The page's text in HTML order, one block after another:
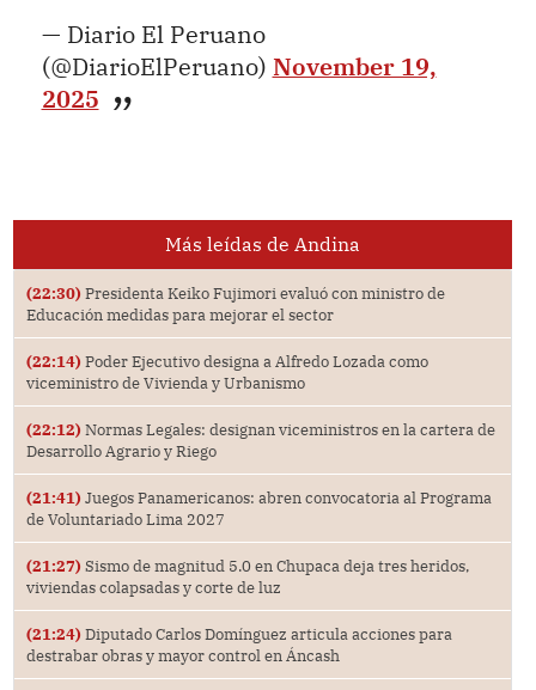
— Diario El Peruano
(@DiarioElPeruano) November 19,
2025
Más leídas de Andina
(22:30) Presidenta Keiko Fujimori evaluó con ministro de
Educación medidas para mejorar el sector
(22:14) Poder Ejecutivo designa a Alfredo Lozada como
viceministro de Vivienda y Urbanismo
(22:12) Normas Legales: designan viceministros en la cartera de
Desarrollo Agrario y Riego
(21:41) Juegos Panamericanos: abren convocatoria al Programa
de Voluntariado Lima 2027
(21:27) Sismo de magnitud 5.0 en Chupaca deja tres heridos,
viviendas colapsadas y corte de luz
(21:24) Diputado Carlos Domínguez articula acciones para
destrabar obras y mayor control en Áncash